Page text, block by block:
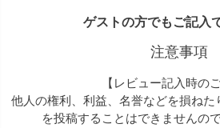
ゲストの方でもご記入
注意事項
【レビュー記入時の
他人の権利、利益、名誉などを損ねた
を投稿することはできませんの